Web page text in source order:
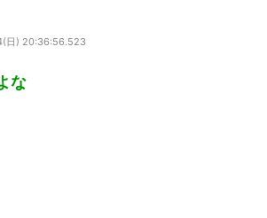
日) 20:36:56.523
な